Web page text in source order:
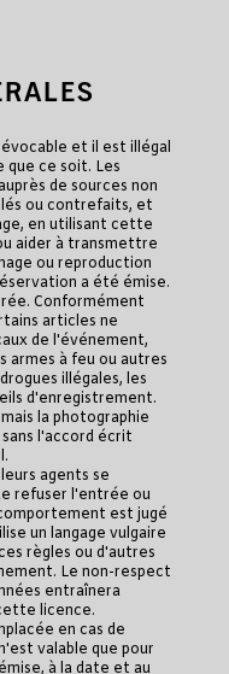
et il est illégal
que ce soit. Les
de sources non
ou contrefaits, et
en utilisant cette
aider à transmettre
ou reproduction
a été émise.
Conformément
articles ne
de l'événement,
armes à feu ou autres
illégales, les
d'enregistrement.
la photographie
l'accord écrit
agents se
refuser l'entrée ou
est jugé
un langage vulgaire
règles ou d'autres
Le non-respect
entraînera
licence.
en cas de
valable que pour
à la date et au